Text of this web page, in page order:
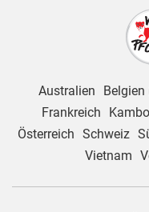
Australien Belgien
Frankreich
Österreich Schweiz
Vietnam